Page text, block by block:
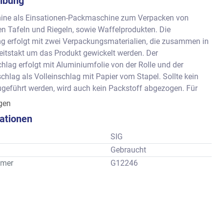
als Einsationen-Packmaschine zum Verpacken von
Tafeln und Riegeln, sowie Waffelprodukten. Die
erfolgt mit zwei Verpackungsmaterialien, die zusammen in
um das Produkt gewickelt werden. Der
erfolgt mit Aluminiumfolie von der Rolle und der
als Volleinschlag mit Papier vom Stapel. Sollte kein
werden, wird auch kein Packstoff abgezogen. Für
ist ein Pafraleimstation montiert und im Auslauf werden
und automtaischer Ölduschenschmierung für
: ca. 200 Packungen pro Minute
minimal ca. 70 x 17 x 10 mm oder 70 x 22 x 4 mm
SIG
Gebraucht
G12246